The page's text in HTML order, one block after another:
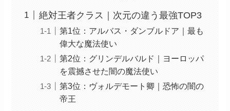
絶対王者クラス｜次元の違う最強TOP3
第1位：アルバス・ダンブルドア｜最も
偉大な魔法使い
第2位：グリンデルバルド｜ヨーロッパ
を震撼させた闇の魔法使い
第3位：ヴォルデモート卿｜恐怖の闇の
帝王